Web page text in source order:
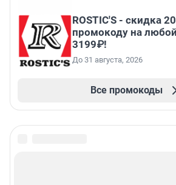
ROSTIC'S - скидка
промокоду на
3199₽!
До 31 августа, 2026
Все промокоды